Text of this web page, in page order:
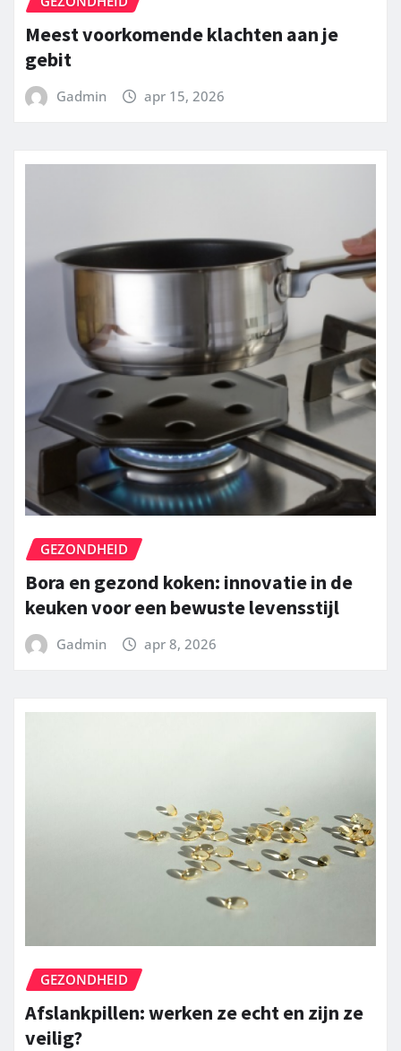
Meest voorkomende klachten aan je
gebit
Gadmin apr 15, 2026
GEZONDHEID
Bora en gezond koken: innovatie in de
keuken voor een bewuste levensstijl
Gadmin apr 8, 2026
GEZONDHEID
Afslankpillen: werken ze echt en zijn ze
veilig?